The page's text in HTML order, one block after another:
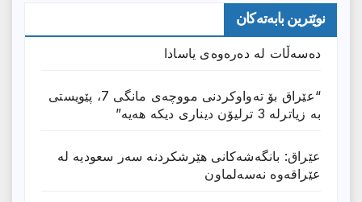
نوێترین بابەتەکان
دەسەڵات لە دەرەوەی یاسادا
“عێراق بۆ تەواوکردنی مووچەی مانگى 7، پێویستی
بە زیاترلە 3 ترلیۆن دیناری دیکە هەیە”
عێراق: بانگەشەكانی هێرشكردنە سەر سعودیە لە
عێراقەوە نەسەلماون